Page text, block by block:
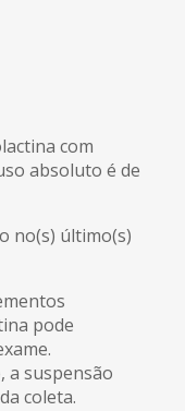
com
absoluto é de
no(s) último(s)
pode
a suspensão
coleta.